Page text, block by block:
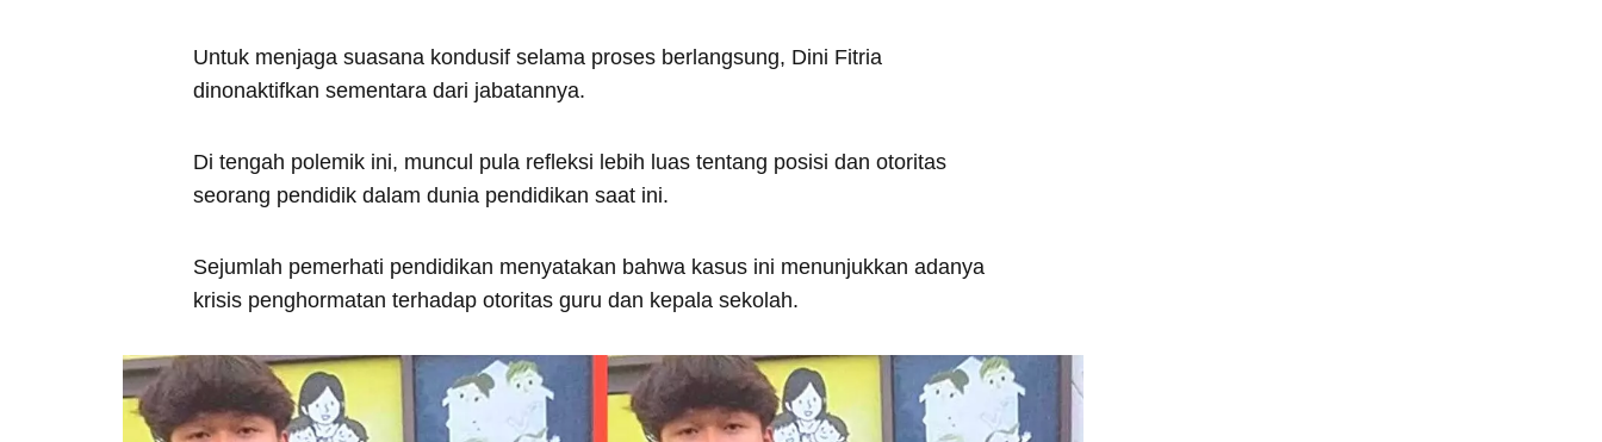
Untuk menjaga suasana kondusif selama proses berlangsung, Dini Fitria
dinonaktifkan sementara dari jabatannya.
Di tengah polemik ini, muncul pula refleksi lebih luas tentang posisi dan otoritas
seorang pendidik dalam dunia pendidikan saat ini.
Sejumlah pemerhati pendidikan menyatakan bahwa kasus ini menunjukkan adanya
krisis penghormatan terhadap otoritas guru dan kepala sekolah.